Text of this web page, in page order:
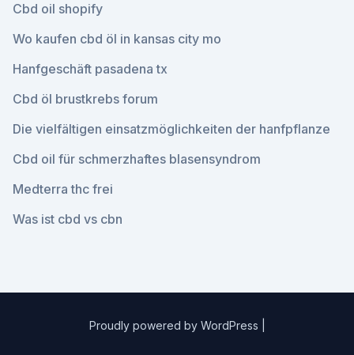
Cbd oil shopify
Wo kaufen cbd öl in kansas city mo
Hanfgeschäft pasadena tx
Cbd öl brustkrebs forum
Die vielfältigen einsatzmöglichkeiten der hanfpflanze
Cbd oil für schmerzhaftes blasensyndrom
Medterra thc frei
Was ist cbd vs cbn
Proudly powered by WordPress